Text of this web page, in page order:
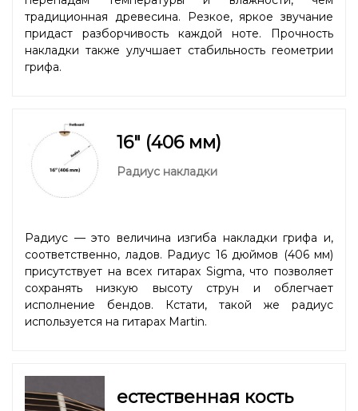
традиционная древесина. Резкое, яркое звучание
придаст разборчивость каждой ноте. Прочность
накладки также улучшает стабильность геометрии
грифа.
16" (406 мм)
Радиус накладки
Радиус — это величина изгиба накладки грифа и,
соответственно, ладов. Радиус 16 дюймов (406 мм)
присутствует на всех гитарах Sigma, что позволяет
сохранять низкую высоту струн и облегчает
исполнение бендов. Кстати, такой же радиус
используется на гитарах Martin.
естественная кость